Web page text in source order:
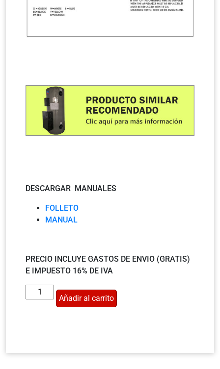
DESCARGAR MANUALES
FOLLETO
MANUAL
PRECIO INCLUYE GASTOS DE ENVIO (GRATIS)
E IMPUESTO 16% DE IVA
Añadir al carrito